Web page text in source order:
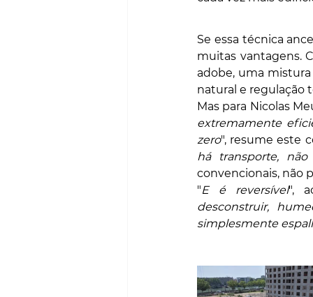
Se essa técnica
muitas vantagens.
adobe, uma
natural e regulação
Mas para Nicolas
extremamente
zero", resume este
há transporte,
convencionais, não
"E é reversível",
desconstruir,
simplesmente